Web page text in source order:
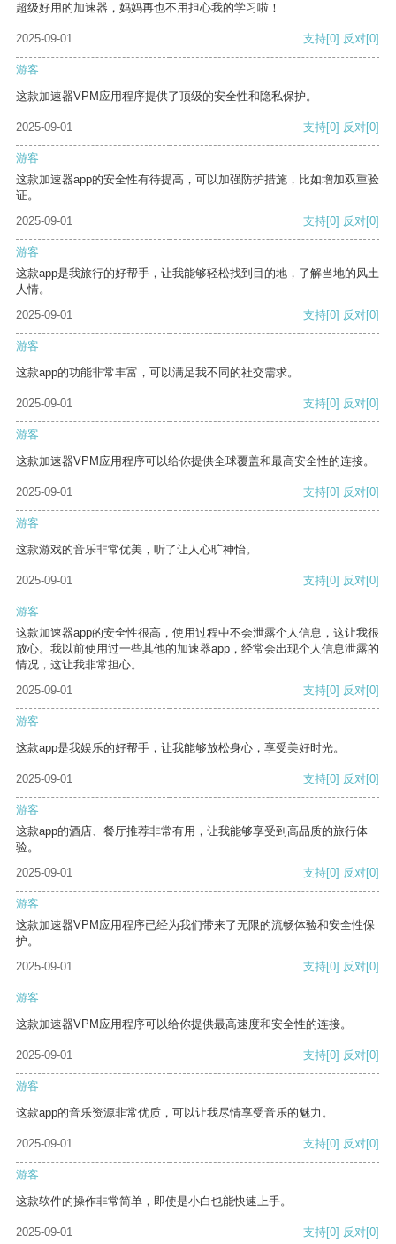
超级好用的加速器，妈妈再也不用担心我的学习啦！
2025-09-01 支持[0] 反对[0]
游客
这款加速器VPM应用程序提供了顶级的安全性和隐私保护。
2025-09-01 支持[0] 反对[0]
游客
这款加速器app的安全性有待提高，可以加强防护措施，比如增加双重验
证。
2025-09-01
支持[0] 反对[0]
游客
这款app是我旅行的好帮手，让我能够轻松找到目的地，了解当地的风土
人情。
2025-09-01
支持[0] 反对[0]
游客
这款app的功能非常丰富，可以满足我不同的社交需求。
2025-09-01 支持[0] 反对[0]
游客
这款加速器VPM应用程序可以给你提供全球覆盖和最高安全性的连接。
2025-09-01 支持[0] 反对[0]
游客
这款游戏的音乐非常优美，听了让人心旷神怡。
2025-09-01 支持[0] 反对[0]
游客
这款加速器app的安全性很高，使用过程中不会泄露个人信息，这让我很
放心。我以前使用过一些其他的加速器app，经常会出现个人信息泄露的
情况，这让我非常担心。
2025-09-01
支持[0] 反对[0]
游客
这款app是我娱乐的好帮手，让我能够放松身心，享受美好时光。
2025-09-01 支持[0] 反对[0]
游客
这款app的酒店、餐厅推荐非常有用，让我能够享受到高品质的旅行体
验。
2025-09-01
支持[0] 反对[0]
游客
这款加速器VPM应用程序已经为我们带来了无限的流畅体验和安全性保
护。
2025-09-01
支持[0] 反对[0]
游客
这款加速器VPM应用程序可以给你提供最高速度和安全性的连接。
2025-09-01 支持[0] 反对[0]
游客
这款app的音乐资源非常优质，可以让我尽情享受音乐的魅力。
2025-09-01 支持[0] 反对[0]
游客
这款软件的操作非常简单，即使是小白也能快速上手。
2025-09-01 支持[0] 反对[0]